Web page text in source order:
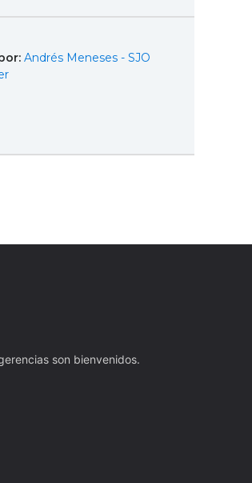
Andrés Meneses - SJO
son bienvenidos.